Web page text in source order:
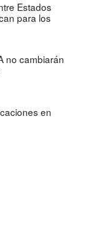
Estados
para los
no cambiarán
en